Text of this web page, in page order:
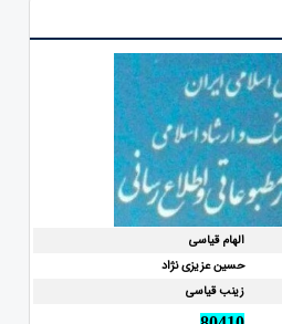
الهام قیاسی
حسین عزیزی نژاد
زینب قیاسی